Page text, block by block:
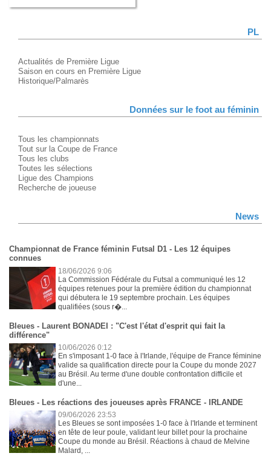
PL
Actualités de Première Ligue
Saison en cours en Première Ligue
Historique/Palmarès
Données sur le foot au féminin
Tous les championnats
Tout sur la Coupe de France
Tous les clubs
Toutes les sélections
Ligue des Champions
Recherche de joueuse
News
Championnat de France féminin Futsal D1 - Les 12 équipes
connues
18/06/2026 9:06
La Commission Fédérale du Futsal a communiqué les 12
équipes retenues pour la première édition du championnat
qui débutera le 19 septembre prochain. Les équipes
qualifiées (sous r�...
Bleues - Laurent BONADEI : "C'est l'état d'esprit qui fait la
différence"
10/06/2026 0:12
En s'imposant 1-0 face à l'Irlande, l'équipe de France féminine
valide sa qualification directe pour la Coupe du monde 2027
au Brésil. Au terme d'une double confrontation difficile et
d'une...
Bleues - Les réactions des joueuses après FRANCE - IRLANDE
09/06/2026 23:53
Les Bleues se sont imposées 1-0 face à l'Irlande et terminent
en tête de leur poule, validant leur billet pour la prochaine
Coupe du monde au Brésil. Réactions à chaud de Melvine
Malard, ...